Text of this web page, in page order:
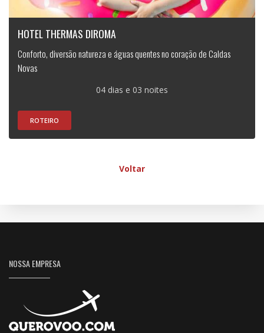
HOTEL THERMAS DIROMA
Conforto, diversão natureza e águas quentes no coração de Caldas
Novas
04 dias e 03 noites
ROTEIRO
Voltar
NOSSA EMPRESA